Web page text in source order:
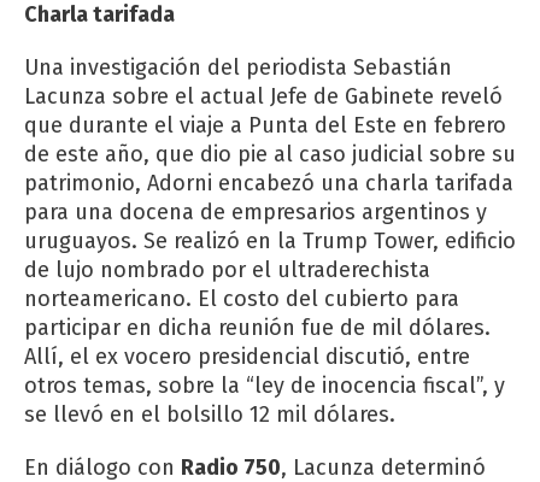
Charla tarifada
Una investigación del periodista Sebastián
Lacunza sobre el actual Jefe de Gabinete reveló
que durante el viaje a Punta del Este en febrero
de este año, que dio pie al caso judicial sobre su
patrimonio, Adorni encabezó una charla tarifada
para una docena de empresarios argentinos y
uruguayos. Se realizó en la Trump Tower, edificio
de lujo nombrado por el ultraderechista
norteamericano. El costo del cubierto para
participar en dicha reunión fue de mil dólares.
Allí, el ex vocero presidencial discutió, entre
otros temas, sobre la “ley de inocencia fiscal”, y
se llevó en el bolsillo 12 mil dólares.
En diálogo con Radio 750, Lacunza determinó